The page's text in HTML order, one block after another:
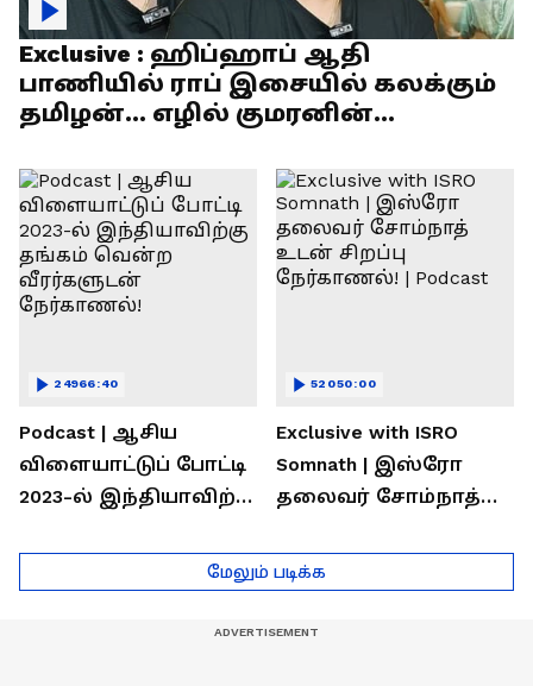
Exclusive : ஹிப்ஹாப் ஆதி
பாணியில் ராப் இசையில் கலக்கும்
தமிழன்... எழில் குமரனின்
Podcast | ஆசிய
விளையாட்டுப் போட்டி
2023-ல் இந்தியாவிற்கு
வீரர்களுடன்
நேர்காணல்!
24966:40
Exclusive with ISRO
Somnath | இஸ்ரோ
தலைவர் சோம்நாத்
நேர்காணல்! | Podcast
52050:00
மேலும் படிக்க